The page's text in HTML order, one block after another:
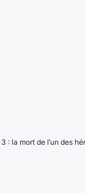
: la mort de l’un des